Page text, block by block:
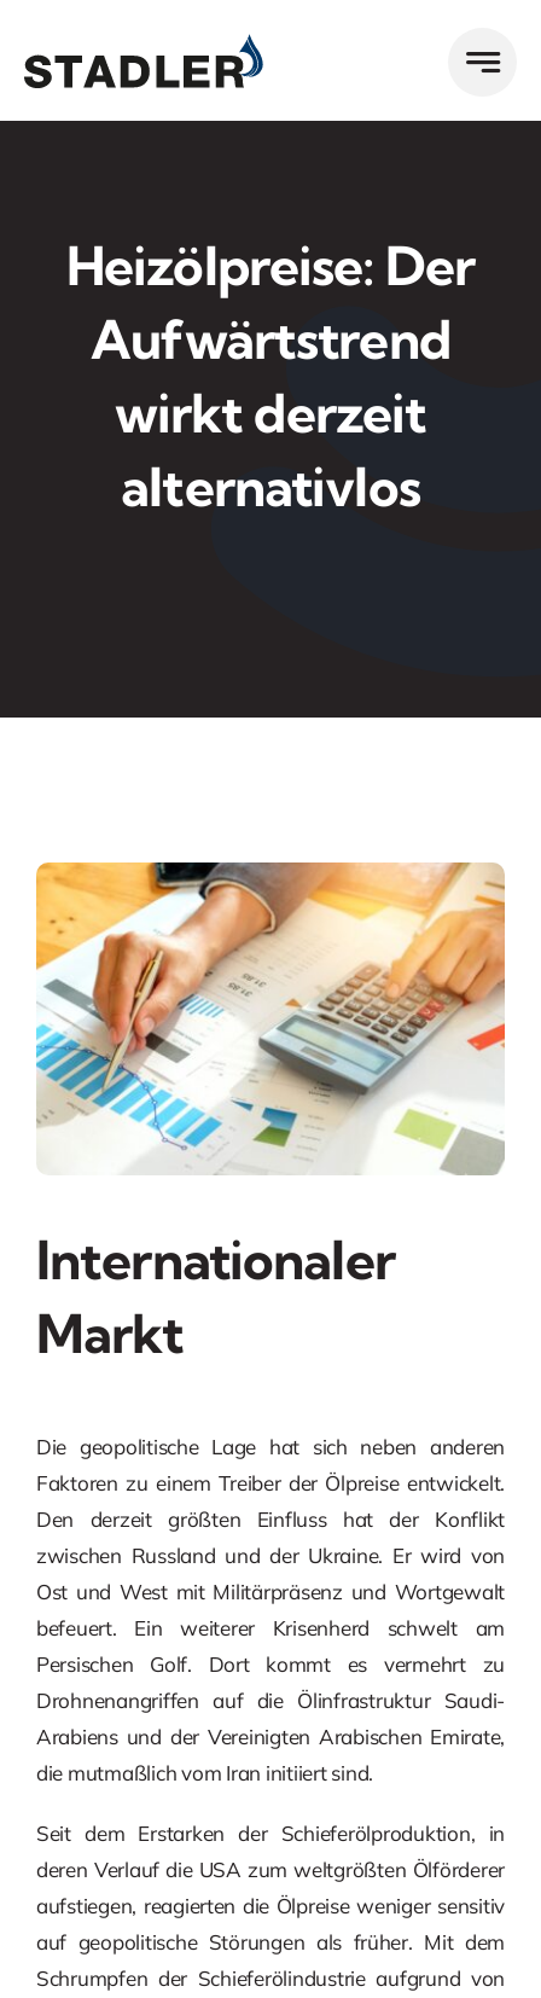
Inhalt
springen
Heizölpreise: Der
Aufwärtstrend
wirkt derzeit
alternativlos
Internationaler
Markt
Die geopolitische Lage hat sich neben anderen
Faktoren zu einem Treiber der Ölpreise entwickelt.
Den derzeit größten Einfluss hat der Konflikt
zwischen Russland und der Ukraine. Er wird von
Ost und West mit Militärpräsenz und Wortgewalt
befeuert. Ein weiterer Krisenherd schwelt am
Persischen Golf. Dort kommt es vermehrt zu
Drohnenangriffen auf die Ölinfrastruktur Saudi-
Arabiens und der Vereinigten Arabischen Emirate,
die mutmaßlich vom Iran initiiert sind.
Seit dem Erstarken der Schieferölproduktion, in
deren Verlauf die USA zum weltgrößten Ölförderer
aufstiegen, reagierten die Ölpreise weniger sensitiv
auf geopolitische Störungen als früher. Mit dem
Schrumpfen der Schieferölindustrie aufgrund von